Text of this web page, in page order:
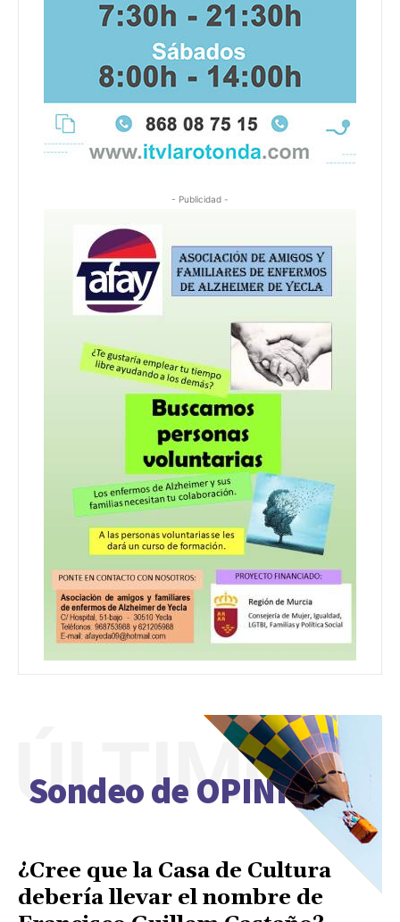
- Publicidad -
Sondeo de OPINIÓN
ÚLTIMO
¿Cree que la Casa de Cultura
debería llevar el nombre de